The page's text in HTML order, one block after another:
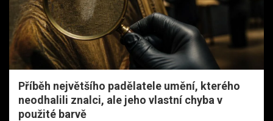
Příběh největšího padělatele umění, kterého
neodhalili znalci, ale jeho vlastní chyba v
použité barvě